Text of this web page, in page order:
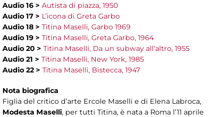
Audio 16 > Autista di piazza, 1950
Audio 17 > L’icona di Greta Garbo
Audio 18 > Titina Maselli, Garbo 1969
Audio 19 > Titina Maselli, Greta Garbo, 1964
Audio 20 > Titina Maselli, Da un subway all’altro, 1955
Audio 21 > Titina Maselli, New York, 1985
Audio 22 > Titina Maselli, Bistecca, 1947
Nota biografica
Figlia del critico d’arte Ercole Maselli e di Elena Labroca,
Modesta Maselli, per tutti Titina, è nata a Roma l’11 aprile